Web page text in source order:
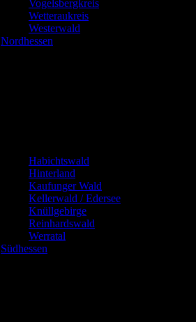
Vogelsbergkreis
Wetteraukreis
Westerwald
Nordhessen
Habichtswald
Hinterland
Kaufunger Wald
Kellerwald / Edersee
Knüllgebirge
Reinhardswald
Werratal
Südhessen